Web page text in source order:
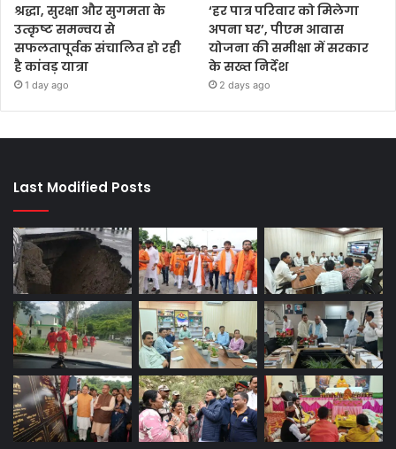
श्रद्धा, सुरक्षा और सुगमता के
उत्कृष्ट समन्वय से
सफलतापूर्वक संचालित हो रही
है कांवड़ यात्रा
1 day ago
‘हर पात्र परिवार को मिलेगा
अपना घर’, पीएम आवास
योजना की समीक्षा में सरकार
के सख्त निर्देश
2 days ago
Last Modified Posts